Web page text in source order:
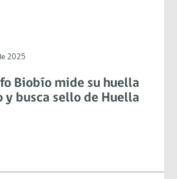
2025
Biobío mide su huella
y busca sello de Huella